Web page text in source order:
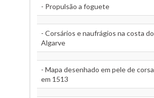
- Propulsão a foguete
- Corsários e naufrágios na costa do
Algarve
- Mapa desenhado em pele de corsa
em 1513